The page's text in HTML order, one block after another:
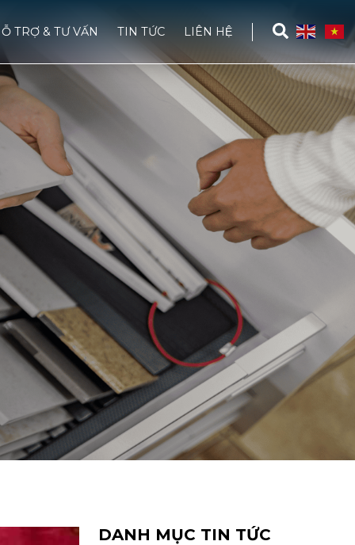
TRỢ & TƯ VẤN TIN TỨC LIÊN HỆ
DANH MỤC TIN TỨC